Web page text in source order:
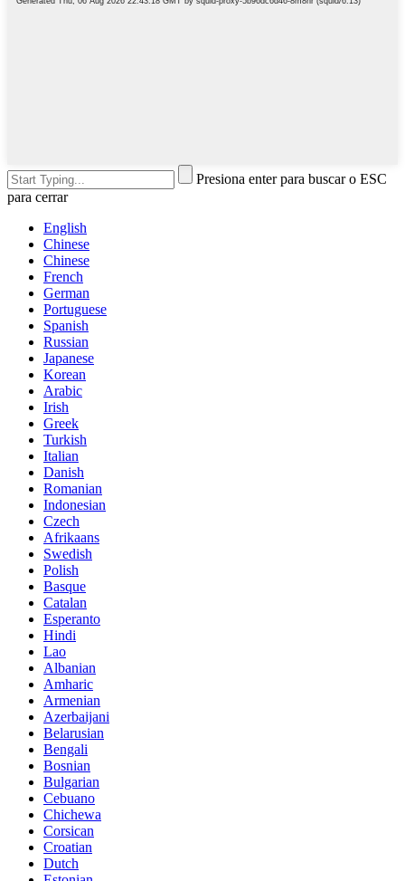
Presiona enter para buscar o ESC
para cerrar
English
Chinese
Chinese
French
German
Portuguese
Spanish
Russian
Japanese
Korean
Arabic
Irish
Greek
Turkish
Italian
Danish
Romanian
Indonesian
Czech
Afrikaans
Swedish
Polish
Basque
Catalan
Esperanto
Hindi
Lao
Albanian
Amharic
Armenian
Azerbaijani
Belarusian
Bengali
Bosnian
Bulgarian
Cebuano
Chichewa
Corsican
Croatian
Dutch